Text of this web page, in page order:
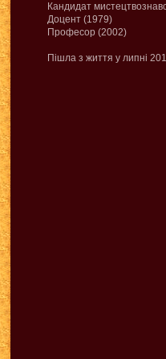
Кандидат
Доцент (1979)
Професор (2002)
Пішла з життя у липні